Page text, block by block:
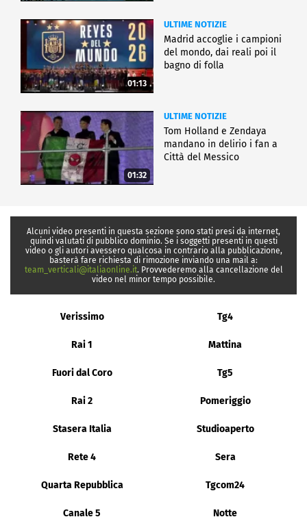
01:13
ULTIME NOTIZIE
Madrid accoglie i campioni
del mondo, dai reali poi il
bagno di folla
01:32
ULTIME NOTIZIE
Tom Holland e Zendaya
mandano in delirio i fan a
Città del Messico
Alcuni video presenti in questa sezione sono stati presi da internet,
quindi valutati di pubblico dominio. Se i soggetti presenti in questi
video o gli autori avessero qualcosa in contrario alla pubblicazione,
basterà fare richiesta di rimozione inviando una mail a:
team_verticali@italiaonline.it. Provvederemo alla cancellazione del
video nel minor tempo possibile.
Verissimo Tg4
Rai 1 Mattina
Fuori dal Coro Tg5
Rai 2 Pomeriggio
Stasera Italia Studioaperto
Rete 4 Sera
Quarta Repubblica Tgcom24
Canale 5 Notte